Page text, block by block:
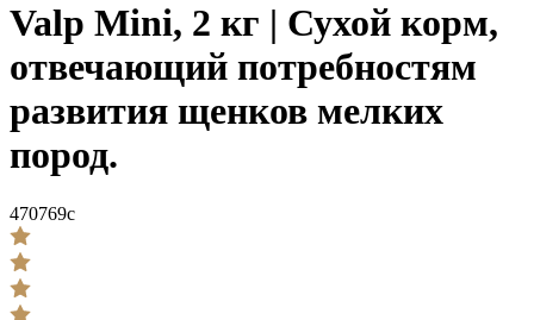
Valp Mini, 2 кг | Сухой корм,
отвечающий потребностям
развития щенков мелких
пород.
470769c